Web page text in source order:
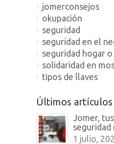
jomerconsejos
okupación
seguridad
seguridad en el
seguridad hogar
solidaridad en
tipos de llaves
Últimos artículos
Jomer,
seguridad
1 julio,